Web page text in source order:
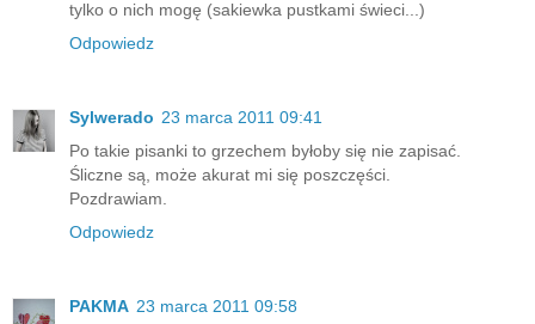
tylko o nich mogę (sakiewka pustkami świeci...)
Odpowiedz
Sylwerado 23 marca 2011 09:41
Po takie pisanki to grzechem byłoby się nie zapisać.
Śliczne są, może akurat mi się poszczęści.
Pozdrawiam.
Odpowiedz
PAKMA 23 marca 2011 09:58